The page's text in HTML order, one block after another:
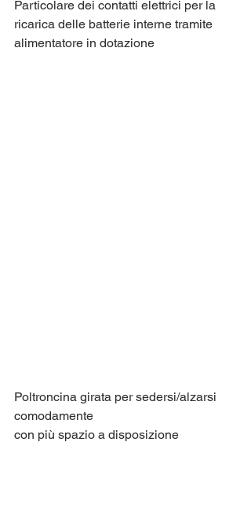
Particolare dei contatti elettrici per la
ricarica delle batterie interne tramite
alimentatore in dotazione
Poltroncina girata per sedersi/alzarsi
comodamente
con più spazio a disposizione